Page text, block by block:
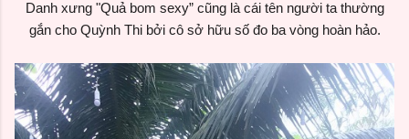
Danh xưng "Quả bom sexy” cũng là cái tên người ta thường
gắn cho Quỳnh Thi bởi cô sở hữu số đo ba vòng hoàn hảo.